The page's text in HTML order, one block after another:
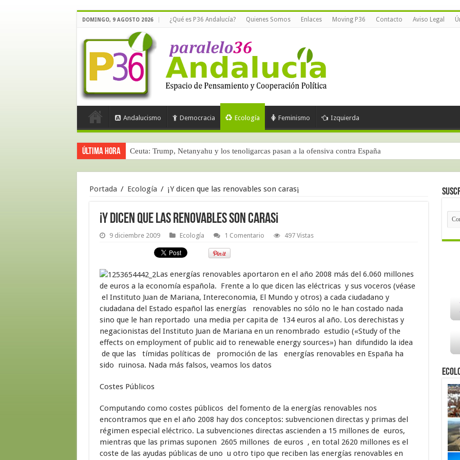
DOMINGO, 9 AGOSTO 2026 ¿Qué es P36 Andalucía? Quienes Somos Enlaces Moving P36 Contacto Aviso Legal
Andalucismo Democracia Ecología Feminismo Izquierda
Última hora Ceuta: Trump, Netanyahu y los tenoligarcas pasan a la ofensiva contra España
Portada / Ecología / ¡Y dicen que las renovables son caras¡
¡Y dicen que las renovables son caras¡
9 diciembre 2009 Ecología 1 Comentario 497 Vistas
Las energías renovables aportaron en el año 2008 más del 6.060 millones
de euros a la economía española. Frente a lo que dicen las eléctricas y sus voceros (véase
el Instituto Juan de Mariana, Intereconomia, El Mundo y otros) a cada ciudadano y
ciudadana del Estado español las energías renovables no sólo no le han costado nada
sino que le han reportado una media per capita de 134 euros al año. Los derechistas y
negacionistas del Instituto Juan de Mariana en un renombrado estudio («Study of the
effects on employment of public aid to renewable energy sources») han difundido la idea
de que las tímidas políticas de promoción de las energías renovables en España ha
sido ruinosa. Nada más falsos, veamos los datos
Costes Públicos
Computando como costes públicos del fomento de la energías renovables nos
encontramos que en el año 2008 hay dos conceptos: subvencionen directas y primas del
régimen especial eléctrico. La subvenciones directas ascienden a 15 millones de euros,
mientras que las primas suponen 2605 millones de euros , en total 2620 millones es el
coste de las ayudas públicas de uno u otro tipo que reciben las energías renovables en